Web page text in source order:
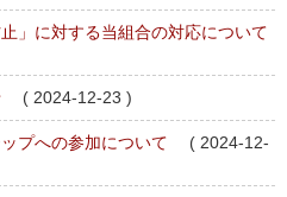
」に対する当組合の対応について
( 2024-12-23 )
プへの参加について
( 2024-12-